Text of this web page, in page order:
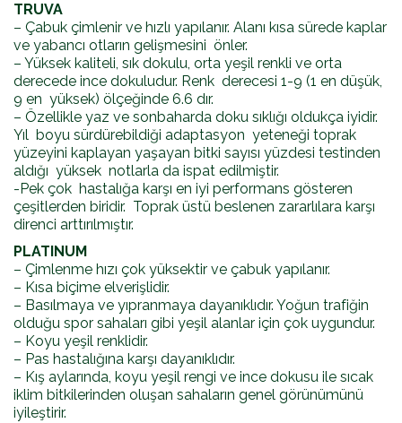
TRUVA
– Çabuk çimlenir ve hızlı yapılanır. Alanı kısa sürede kaplar
ve yabancı otların gelişmesini önler.
– Yüksek kaliteli, sık dokulu, orta yeşil renkli ve orta
derecede ince dokuludur. Renk derecesi 1-9 (1 en düşük,
9 en yüksek) ölçeğinde 6.6 dır.
– Özellikle yaz ve sonbaharda doku sıklığı oldukça iyidir.
Yıl boyu sürdürebildiği adaptasyon yeteneği toprak
yüzeyini kaplayan yaşayan bitki sayısı yüzdesi testinden
aldığı yüksek notlarla da ispat edilmiştir.
-Pek çok hastalığa karşı en iyi performans gösteren
çeşitlerden biridir. Toprak üstü beslenen zararlılara karşı
direnci arttırılmıştır.
PLATINUM
– Çimlenme hızı çok yüksektir ve çabuk yapılanır.
– Kısa biçime elverişlidir.
– Basılmaya ve yıpranmaya dayanıklıdır. Yoğun trafiğin
olduğu spor sahaları gibi yeşil alanlar için çok uygundur.
– Koyu yeşil renklidir.
– Pas hastalığına karşı dayanıklıdır.
– Kış aylarında, koyu yeşil rengi ve ince dokusu ile sıcak
iklim bitkilerinden oluşan sahaların genel görünümünü
iyileştirir.